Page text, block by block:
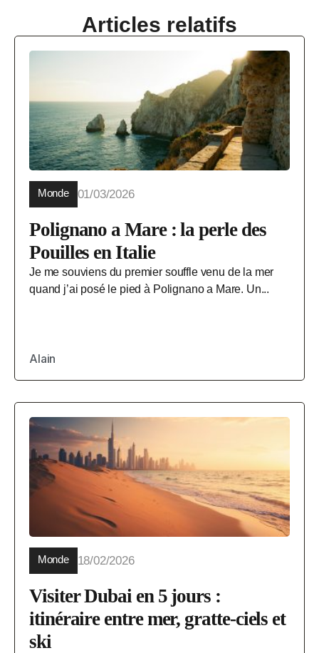
Articles relatifs
Monde 01/03/2026
Polignano a Mare : la perle des
Pouilles en Italie
Je me souviens du premier souffle venu de la mer
quand j’ai posé le pied à Polignano a Mare. Un...
Alain
Monde 18/02/2026
Visiter Dubai en 5 jours :
itinéraire entre mer, gratte-ciels et
ski